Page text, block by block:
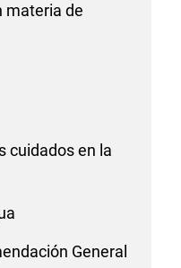
materia de
cuidados en la
General